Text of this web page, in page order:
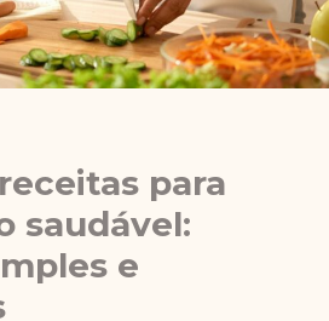
para
saudável:
e